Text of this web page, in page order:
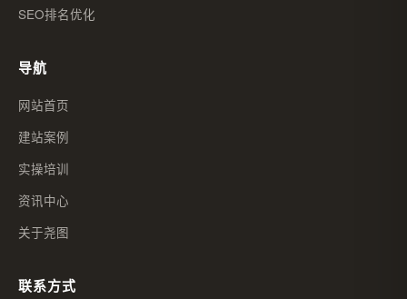
SEO排名优化
导航
网站首页
建站案例
实操培训
资讯中心
关于尧图
联系方式